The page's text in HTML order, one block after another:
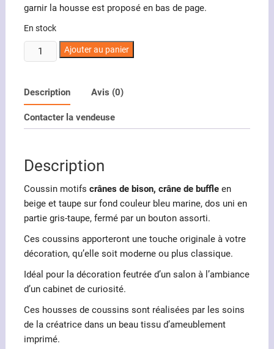
garnir la housse est proposé en bas de page.
En stock
quantité
de
motifs
crâne
de
bison
Ajouter au panier
Description Avis (0)
Contacter la vendeuse
Description
Coussin motifs crânes de bison, crâne de buffleen
beige et taupe sur fond couleur bleu marine, dos uni en
partie gris-taupe, fermé par un bouton assorti.
Ces coussins apporteront une touche originale à votre
décoration, qu’elle soit moderne ou plus classique.
Idéal pour la décoration feutrée d’un salon à l’ambiance
d’un cabinet de curiosité.
Ces housses de coussins sont réalisées par les soins
de la créatrice dans un beau tissu d’ameublement
imprimé.